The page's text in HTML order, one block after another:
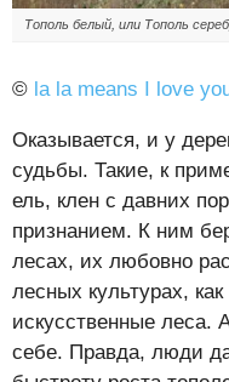
Тополь белый, или Тополь
© la la means I love
Оказывается, и у
судьбы. Такие, к
ель, клен с давних
признанием. К ним
лесах, их любовно
лесных культурах,
искусственные леса.
себе. Правда, люди